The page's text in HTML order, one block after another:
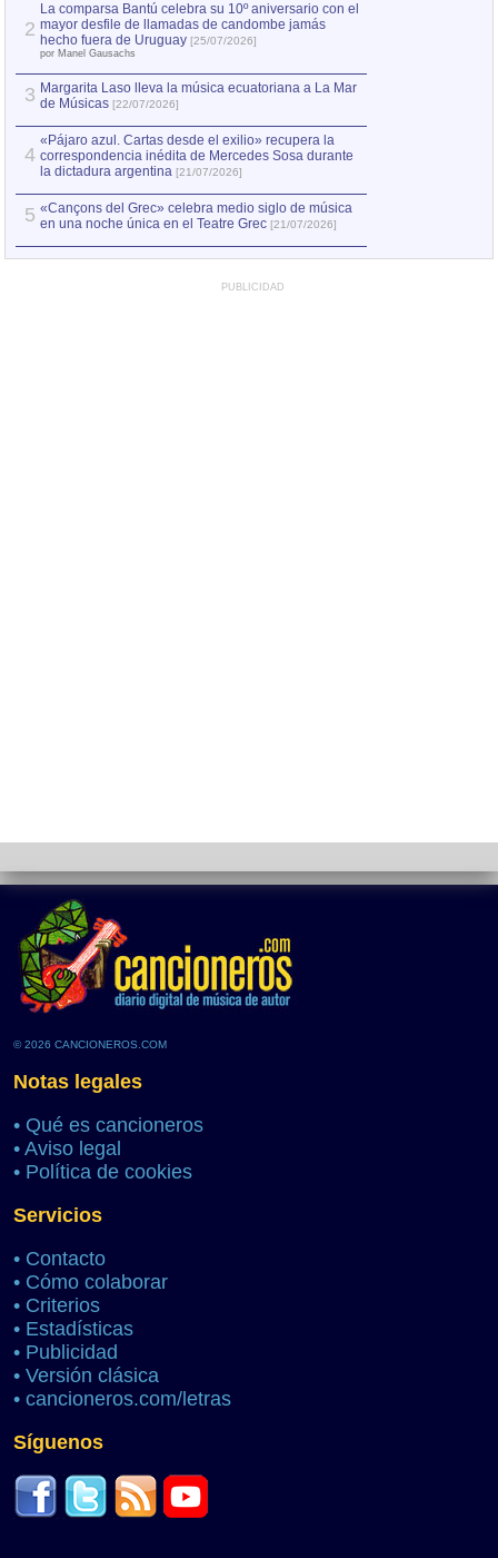
2
La comparsa Bantú celebra su 10º aniversario con el
mayor desfile de llamadas de candombe jamás
hecho fuera de Uruguay [25/07/2026]
por Manel Gausachs
3 Margarita Laso lleva la música ecuatoriana a La Mar
de Músicas [22/07/2026]
4
«Pájaro azul. Cartas desde el exilio» recupera la
correspondencia inédita de Mercedes Sosa durante
la dictadura argentina [21/07/2026]
5 «Cançons del Grec» celebra medio siglo de música
en una noche única en el Teatre Grec [21/07/2026]
PUBLICIDAD
© 2026 CANCIONEROS.COM
Notas legales
• Qué es cancioneros
• Aviso legal
• Política de cookies
Servicios
• Contacto
• Cómo colaborar
• Criterios
• Estadísticas
• Publicidad
• Versión clásica
• cancioneros.com/letras
Síguenos